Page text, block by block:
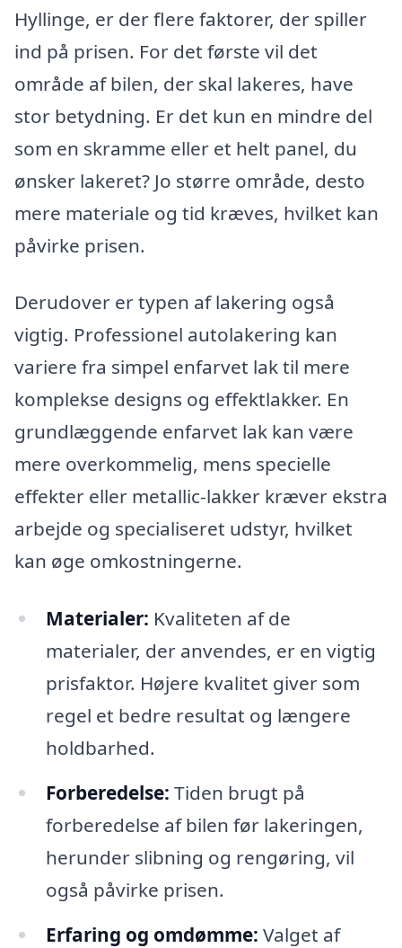
Hyllinge, er der flere faktorer, der spiller
ind på prisen. For det første vil det
område af bilen, der skal lakeres, have
stor betydning. Er det kun en mindre del
som en skramme eller et helt panel, du
ønsker lakeret? Jo større område, desto
mere materiale og tid kræves, hvilket kan
påvirke prisen.
Derudover er typen af lakering også
vigtig. Professionel autolakering kan
variere fra simpel enfarvet lak til mere
komplekse designs og effektlakker. En
grundlæggende enfarvet lak kan være
mere overkommelig, mens specielle
effekter eller metallic-lakker kræver ekstra
arbejde og specialiseret udstyr, hvilket
kan øge omkostningerne.
Materialer: Kvaliteten af de
materialer, der anvendes, er en vigtig
prisfaktor. Højere kvalitet giver som
regel et bedre resultat og længere
holdbarhed.
Forberedelse: Tiden brugt på
forberedelse af bilen før lakeringen,
herunder slibning og rengøring, vil
også påvirke prisen.
Erfaring og omdømme: Valget af